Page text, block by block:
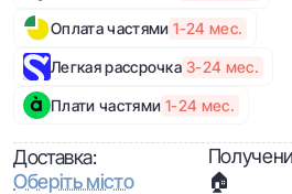
Оплата частями 1-24 мес.
Легкая рассрочка 3-24 мес.
Плати частями 1-24 мес.
Доставка:
Оберіть місто
🏠